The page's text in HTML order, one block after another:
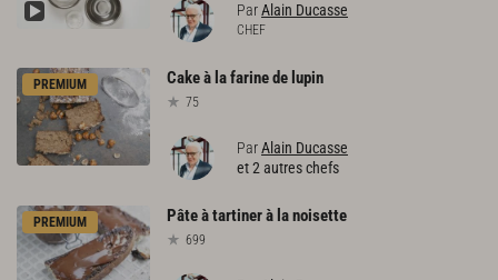
ParAlain Ducasse
CHEF
PREMIUM Cakeà lafarinede lupin
75
ParAlain Ducasse
et 2 autres chefs
PREMIUM Pâteàtartinerà lanoisette
699